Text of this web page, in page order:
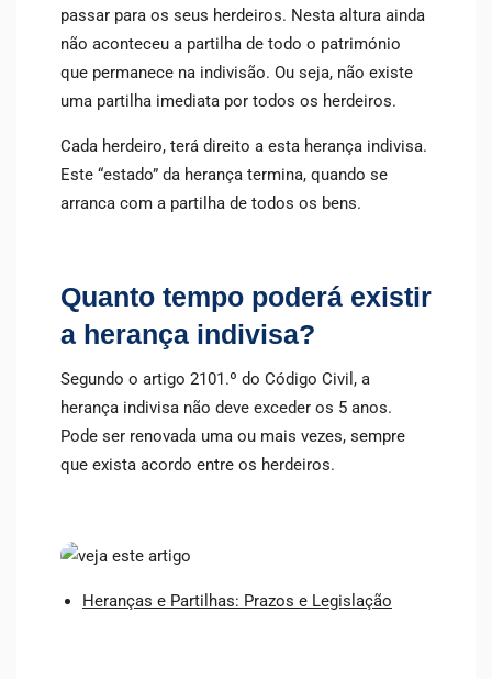
passar para os seus herdeiros. Nesta altura ainda
não aconteceu a partilha de todo o património
que permanece na indivisão. Ou seja, não existe
uma partilha imediata por todos os herdeiros.
Cada herdeiro, terá direito a esta herança indivisa.
Este “estado” da herança termina, quando se
arranca com a partilha de todos os bens.
Quanto tempo poderá existir
a herança indivisa?
Segundo o artigo 2101.º do Código Civil, a
herança indivisa não deve exceder os 5 anos.
Pode ser renovada uma ou mais vezes, sempre
que exista acordo entre os herdeiros.
Heranças e Partilhas: Prazos e Legislação